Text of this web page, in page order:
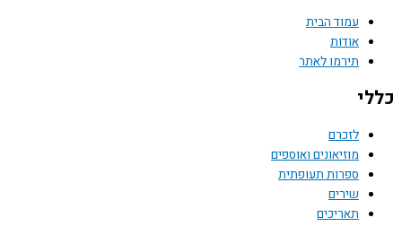
עמוד הבית
אודות
תירמו לאתר
כללי
לזכרם
מוזיאונים ואוספים
ספרות תעופתית
שירים
תאריכים